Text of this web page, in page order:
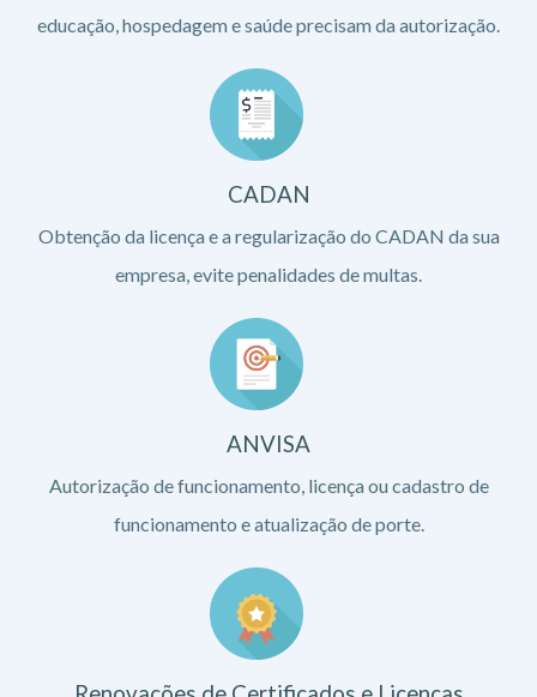
educação, hospedagem e saúde precisam da autorização.
CADAN
Obtenção da licença e a regularização do CADAN da sua
empresa, evite penalidades de multas.
ANVISA
Autorização de funcionamento, licença ou cadastro de
funcionamento e atualização de porte.